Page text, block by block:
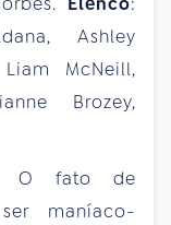
Ashley
McNeill,
Brozey,
O fato de
maníaco-